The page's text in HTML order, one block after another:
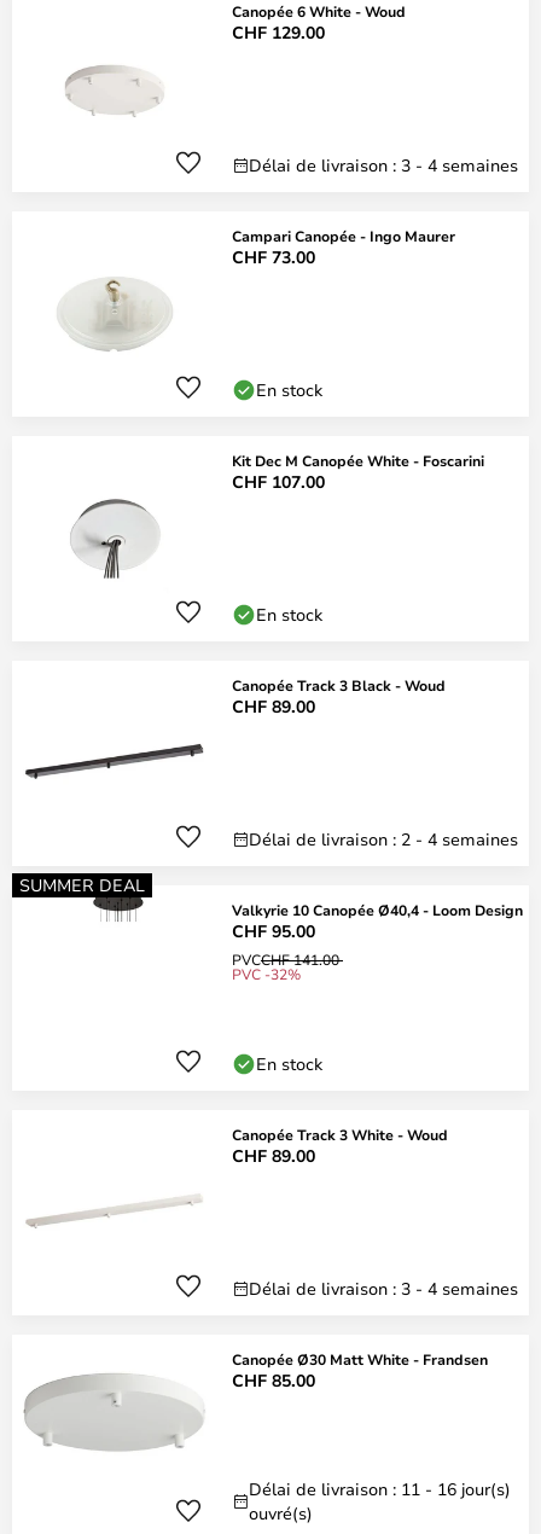
Canopée 6 White - Woud
CHF 129.00
Délai de livraison : 3 - 4 semaines
Campari Canopée - Ingo Maurer
CHF 73.00
En stock
Kit Dec M Canopée White - Foscarini
CHF 107.00
En stock
Canopée Track 3 Black - Woud
CHF 89.00
Délai de livraison : 2 - 4 semaines
SUMMER DEAL
Valkyrie 10 Canopée Ø40,4 - Loom Design
CHF 95.00
PVCCHF 141.00
PVC -32%
En stock
Canopée Track 3 White - Woud
CHF 89.00
Délai de livraison : 3 - 4 semaines
Canopée Ø30 Matt White - Frandsen
CHF 85.00
Délai de livraison : 11 - 16 jour(s)
ouvré(s)